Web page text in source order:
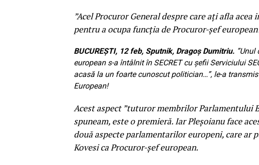
”Acel Procuror General despre care aţi afla
pentru a ocupa funcția de Procuror-șef
BUCUREȘTI, 12 feb, Sputnik, Dragoș Dumitriu.
european s-a întâlnit în SECRET cu șefii Serviciului
acasă la un foarte cunoscut politician…”, le-a
European!
Acest aspect ”tuturor membrilor Parlamentului
spuneam, este o premieră. Iar Pleșoianu face
două aspecte parlamentarilor europeni, care ar
Kovesi ca Procuror-șef european.